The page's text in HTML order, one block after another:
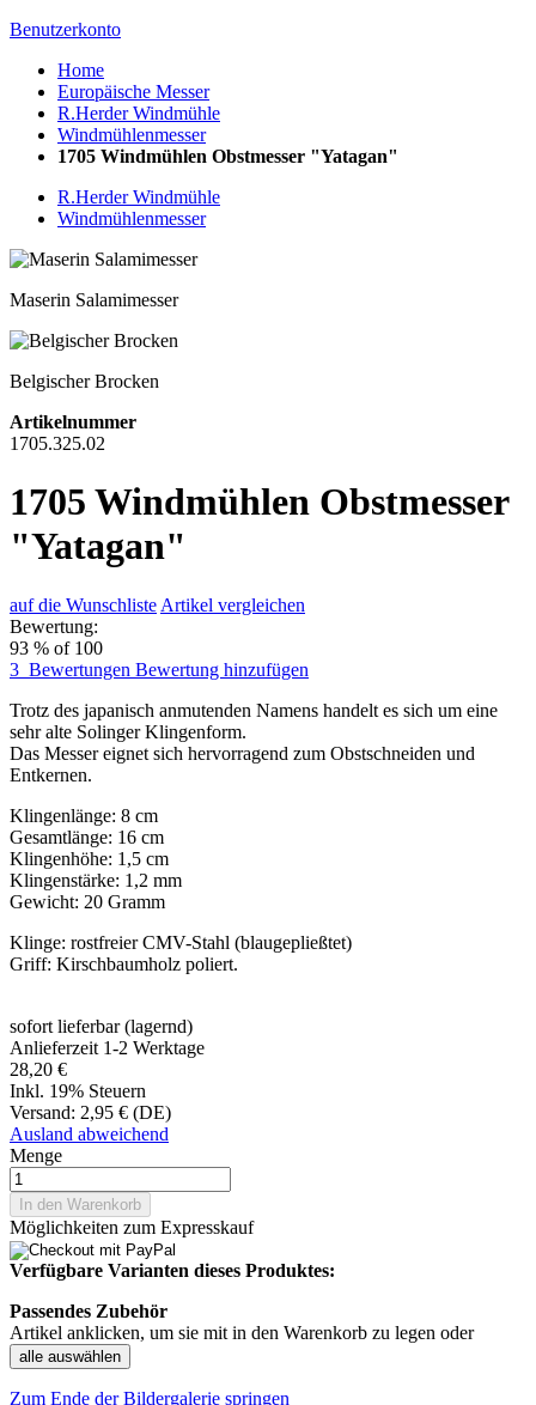
Benutzerkonto
Home
Europäische Messer
R.Herder Windmühle
Windmühlenmesser
1705 Windmühlen Obstmesser "Yatagan"
R.Herder Windmühle
Windmühlenmesser
Maserin Salamimesser
Belgischer Brocken
Artikelnummer
1705.325.02
1705 Windmühlen Obstmesser
"Yatagan"
auf die Wunschliste Artikel vergleichen
Bewertung:
93 % of 100
3 Bewertungen Bewertung hinzufügen
Trotz des japanisch anmutenden Namens handelt es sich um eine
sehr alte Solinger Klingenform.
Das Messer eignet sich hervorragend zum Obstschneiden und
Entkernen.
Klingenlänge: 8 cm
Gesamtlänge: 16 cm
Klingenhöhe: 1,5 cm
Klingenstärke: 1,2 mm
Gewicht: 20 Gramm
Klinge: rostfreier CMV-Stahl (blaugepließtet)
Griff: Kirschbaumholz poliert.
sofort lieferbar (lagernd)
Anlieferzeit 1-2 Werktage
28,20 €
Inkl. 19% Steuern
Versand: 2,95 € (DE)
Ausland abweichend
Menge
In den Warenkorb
Möglichkeiten zum Expresskauf
Verfügbare Varianten dieses Produktes:
Passendes Zubehör
Artikel anklicken, um sie mit in den Warenkorb zu legen oder
alle auswählen
Zum Ende der Bildergalerie springen